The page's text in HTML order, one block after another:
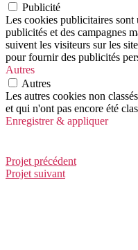
Publicité
Les cookies publicitaires
publicités et des campagnes
suivent les visiteurs sur les
pour fournir des publicités
Autres
Autres
Les autres cookies non
et qui n'ont pas encore été
Enregistrer & appliquer
Projet précédent
Projet suivant